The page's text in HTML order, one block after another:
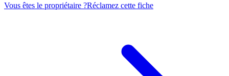
Vous êtes le propriétaire ?Réclamez cette fiche